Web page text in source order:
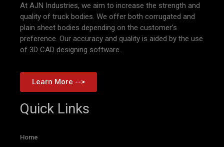
At AJN Industries, we aim to increase the strength and
quality of truck bodies. We offer both corrugated and
plain sheet bodies depending on the customer’s
preference. Our accuracy and quality is aided by the use
of 3D CAD designing software.
Learn More -->
Quick Links
Home